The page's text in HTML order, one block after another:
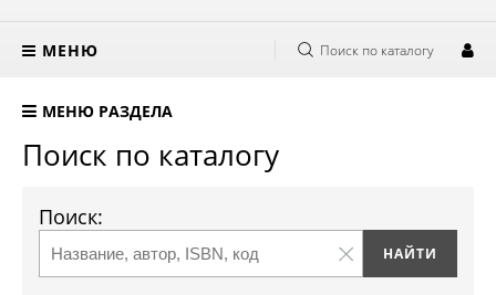
МЕНЮ Поиск по каталогу
МЕНЮ РАЗДЕЛА
Поиск по каталогу
Поиск: